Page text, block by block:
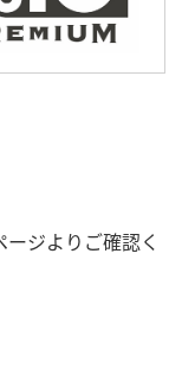
ジよりご確認く